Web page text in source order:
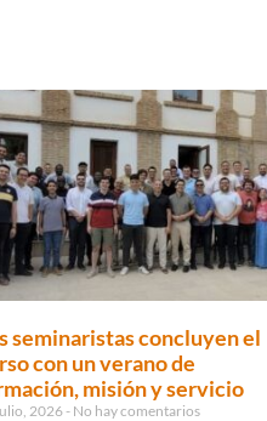
seminaristas concluyen el
con un verano de
misión y servicio
2026 No hay comentarios